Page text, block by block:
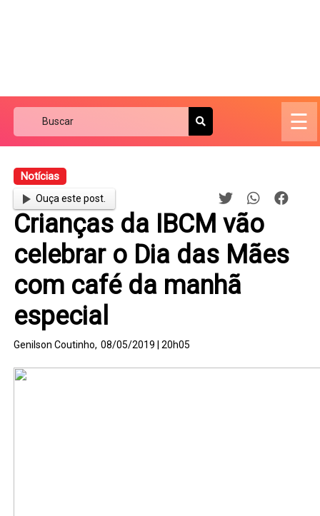
☰
Notícias
Ouça este post.
Crianças da IBCM vão
celebrar o Dia das Mães
com café da manhã
especial
Genilson Coutinho, 08/05/2019 | 20h05